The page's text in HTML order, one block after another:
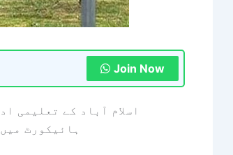
Join Now
اسلام آباد کے تعلیمی
ہائیکورٹ